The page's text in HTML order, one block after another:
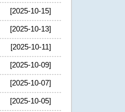
[2025-10-15]
[2025-10-13]
[2025-10-11]
[2025-10-09]
[2025-10-07]
[2025-10-05]